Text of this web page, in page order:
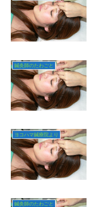
鍼灸師のたわごと
ヨコハマ鍼療院より
鍼灸師のたわごと